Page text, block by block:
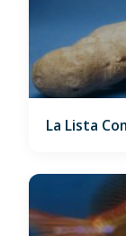
La Lista